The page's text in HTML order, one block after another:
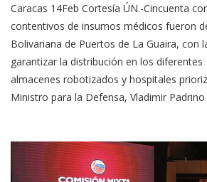
Caracas 14Feb Cortesía ÚN.-Cincuenta
contentivos de insumos médicos fueron
Bolivariana de Puertos de La Guaira, con
garantizar la distribución en los diferentes
almacenes robotizados y hospitales
Ministro para la Defensa, Vladimir Padrino